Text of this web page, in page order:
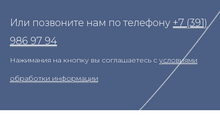
Или позвоните нам по телефону +7 (391)
986 97 94
Нажимания на кнопку вы соглашаетесь с условиями
обработки информации